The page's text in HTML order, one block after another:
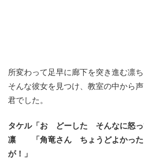
所変わって足早に廊下を突き進む凛ち
そんな彼女を見つけ、教室の中から
君でした。
タケル「お どーした そんなに怒っ
凛 「角竜さん ちょうどよかった
が！」